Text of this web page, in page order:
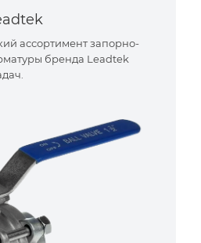
ассортимент запорно-
бренда Leadtek